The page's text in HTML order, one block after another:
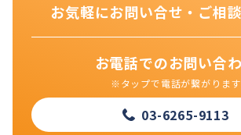
お気軽にお問い合せ・ご相
お電話でのお問い合
※タップで電話が繋がります
03-6265-9113